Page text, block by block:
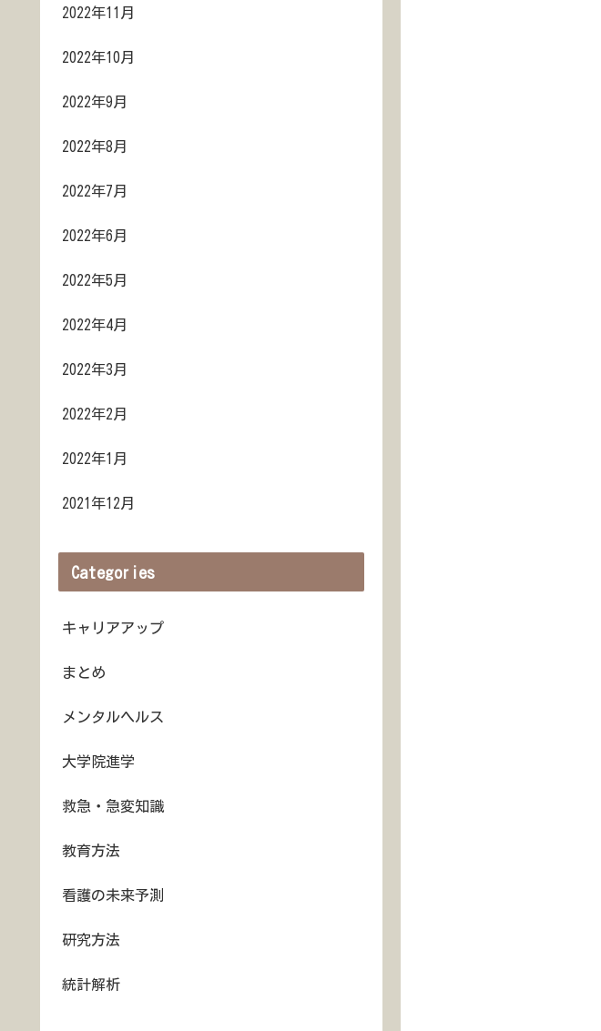
2022年11月
2022年10月
2022年9月
2022年8月
2022年7月
2022年6月
2022年5月
2022年4月
2022年3月
2022年2月
2022年1月
2021年12月
Categories
キャリアアップ
まとめ
メンタルヘルス
大学院進学
救急・急変知識
教育方法
看護の未来予測
研究方法
統計解析